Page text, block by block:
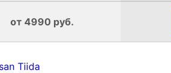
от 4990 руб.
Tiida